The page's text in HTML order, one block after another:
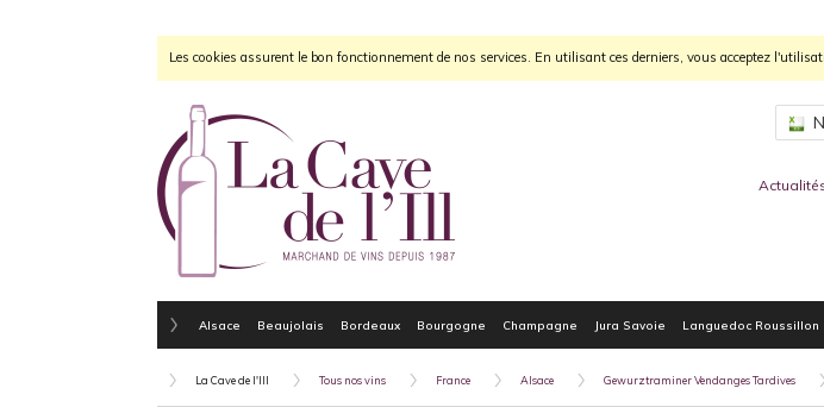
Les cookies assurent le bon fonctionnement de nos services. En utilisant ces derniers, vous acceptez
Alsace Beaujolais Bordeaux Bourgogne Champagne Jura Savoie Languedoc Roussillon
La Cave de l'Ill Tous nos vins France Alsace Gewurztraminer Vendanges Tardives